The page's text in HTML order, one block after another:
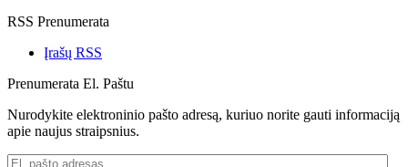
RSS Prenumerata
Įrašų RSS
Prenumerata El. Paštu
Nurodykite elektroninio pašto adresą, kuriuo norite gauti informaciją
apie naujus straipsnius.
El.